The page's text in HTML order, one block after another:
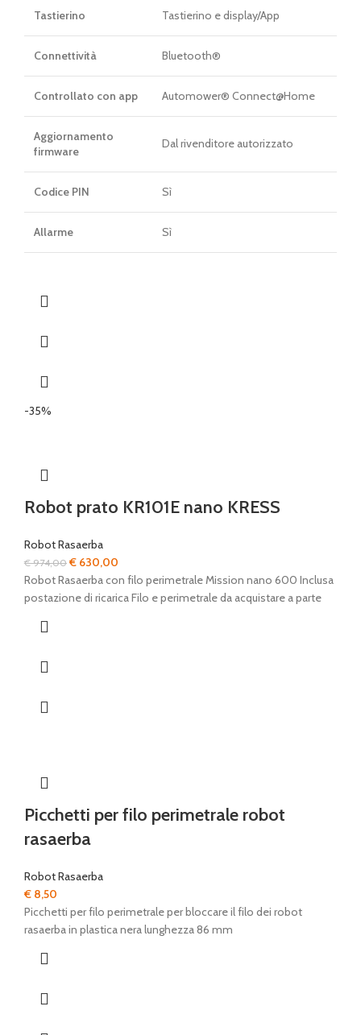
Tastierino Tastierino e display/App
Connettività Bluetooth®
Controllato con app Automower® Connect@Home
Aggiornamento
firmware
Dal rivenditore autorizzato
Codice PIN Sì
Allarme Sì
-35%
Robot prato KR101E nano KRESS
Robot Rasaerba
€974,00Il
prezzo
originale
€ 630,00
prezzo
attuale
Robot Rasaerba con filo perimetrale Mission nano 600 Inclusa
postazione di ricarica Filo e perimetrale da acquistare a parte
Picchetti per filo perimetrale robot
rasaerba
Robot Rasaerba
€ 8,50
Picchetti per filo perimetrale per bloccare il filo dei robot
rasaerba in plastica nera lunghezza 86 mm